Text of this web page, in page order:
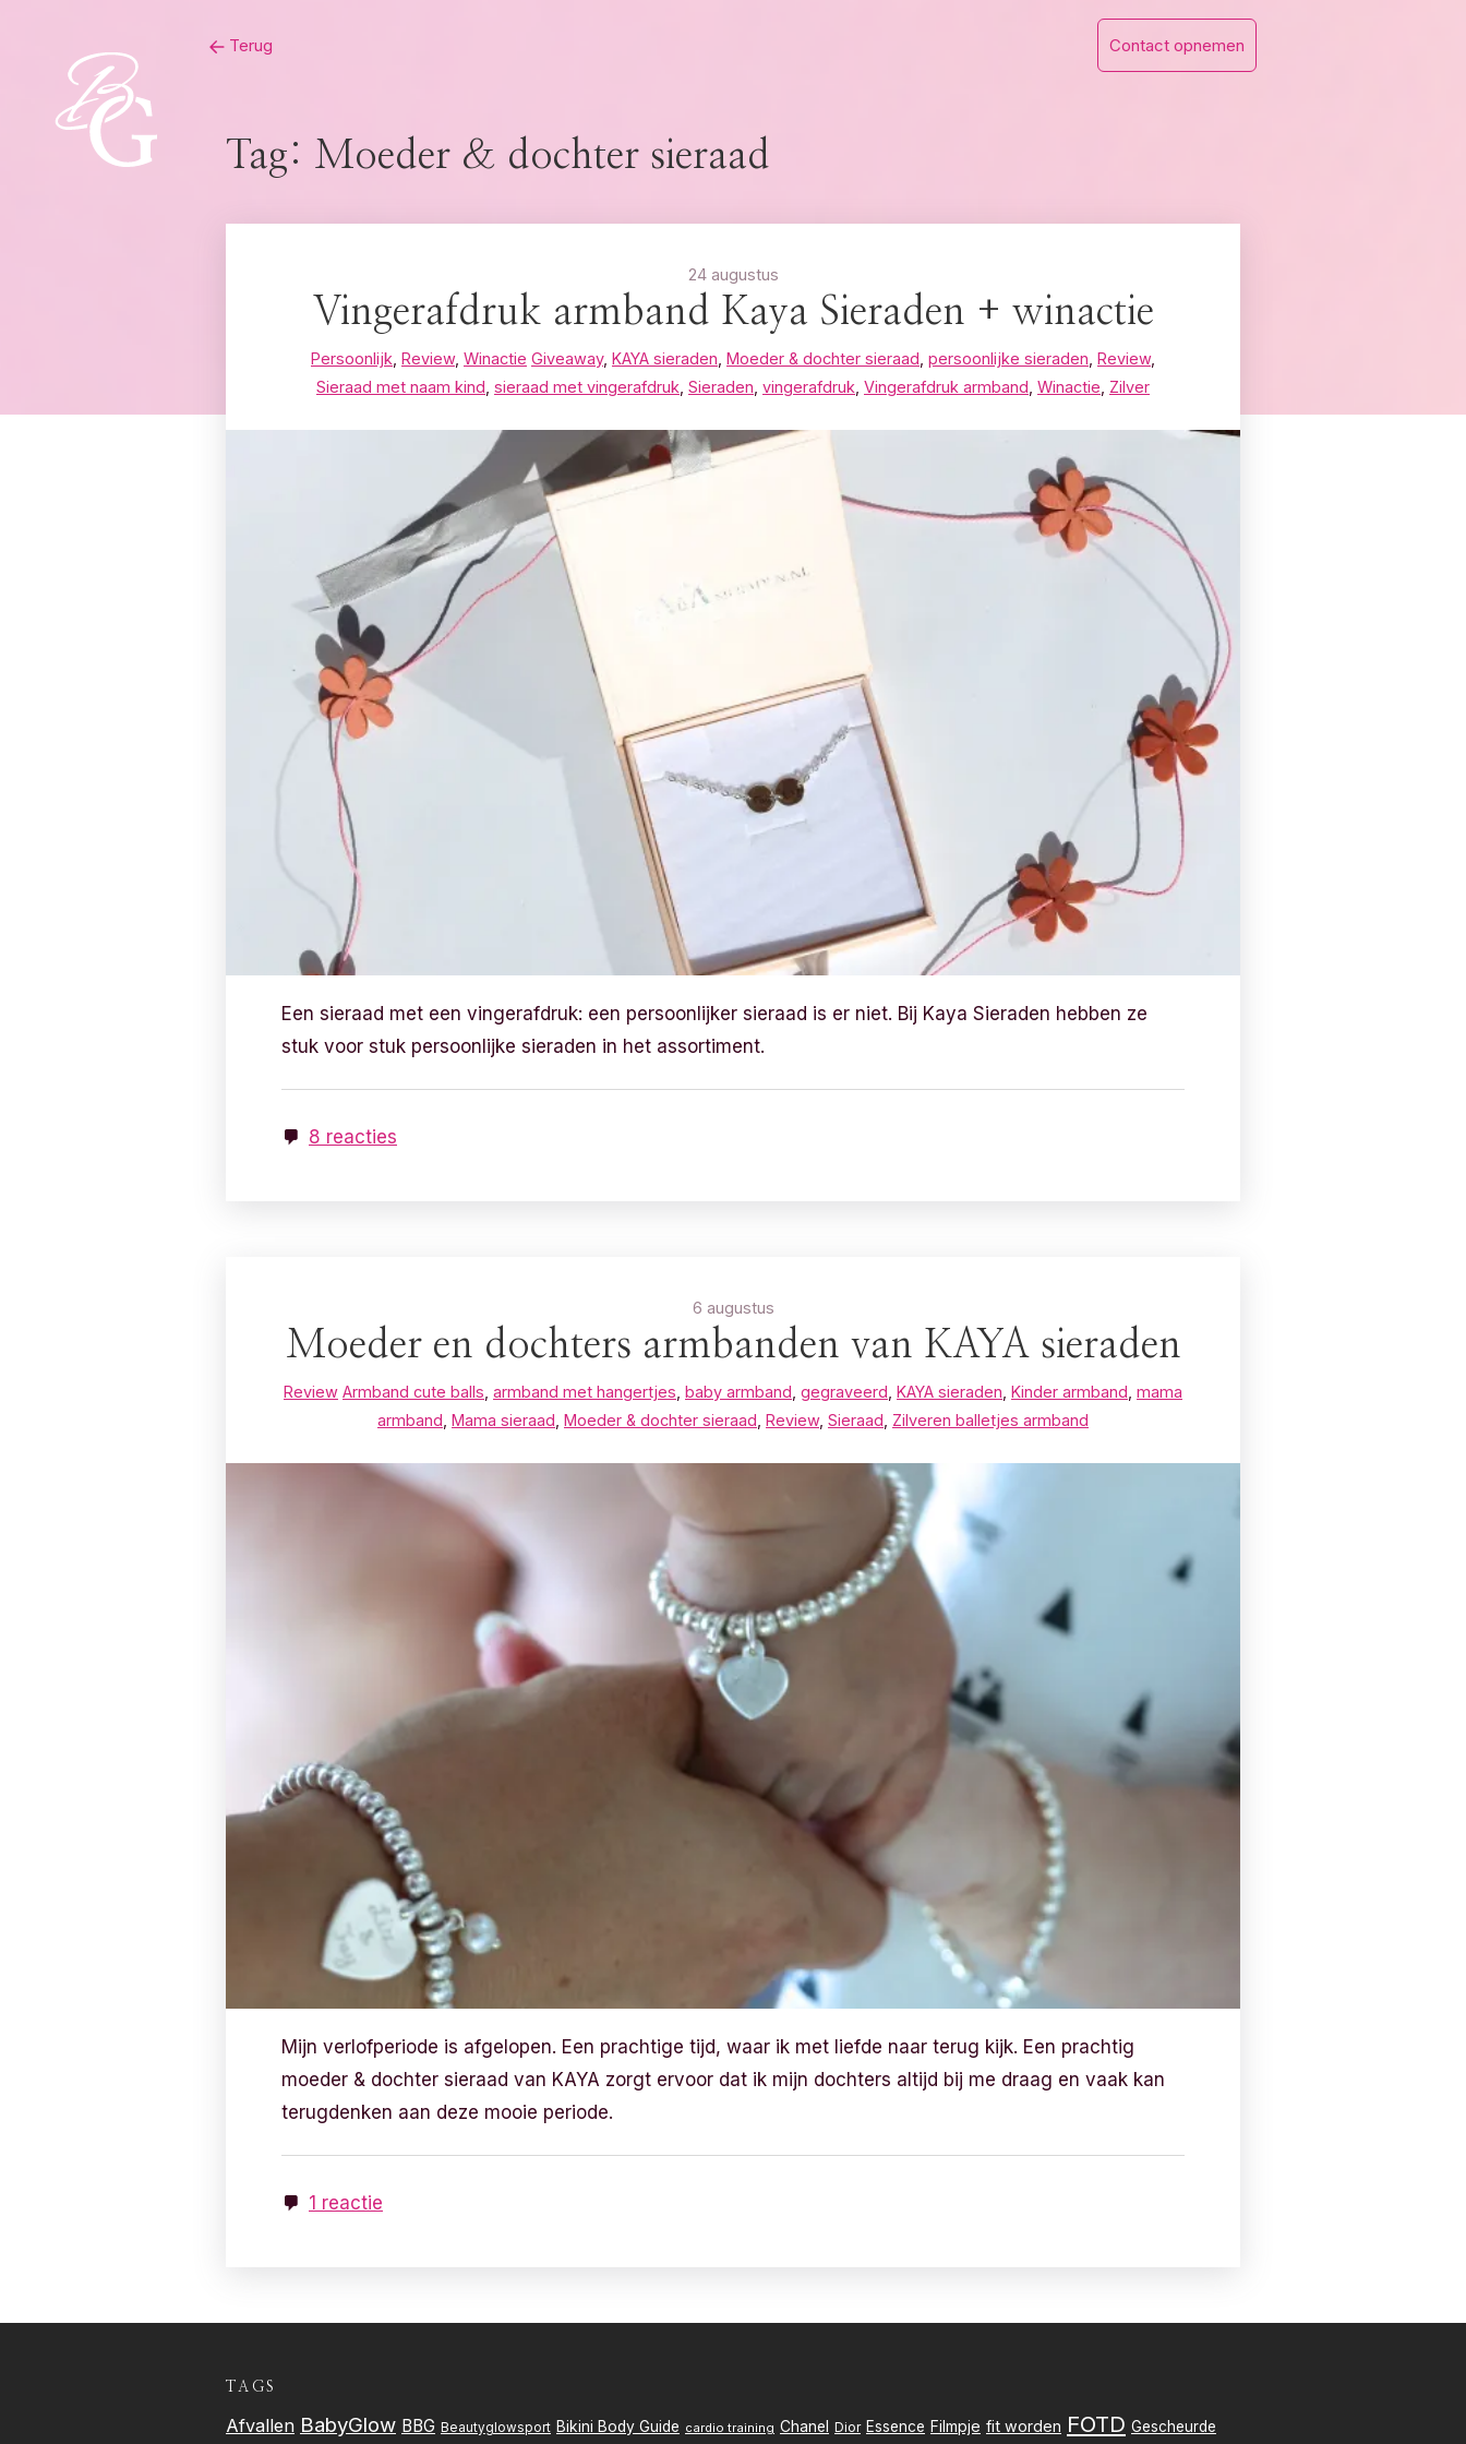
Terug Contact opnemen
Tag: Moeder & dochter sieraad
24 augustus
Vingerafdruk armband Kaya Sieraden + winactie
Persoonlijk Review, Winactie Giveaway, KAYA sieraden Moeder & dochter sieraad persoonlijke sieraden Review,
Sieraad met naam kind sieraad met vingerafdruk Sieraden vingerafdruk Vingerafdruk armband Winactie Zilver
Een sieraad met een vingerafdruk: een persoonlijker sieraad is er niet. Bij Kaya Sieraden hebben ze
stuk voor stuk persoonlijke sieraden in het assortiment.
8 reacties
6 augustus
Moeder en dochters armbanden van KAYA sieraden
Review Armband cute balls armband met hangertjes baby armband gegraveerd KAYA sieraden Kinder armband mama
armband Mama sieraad Moeder & dochter sieraad Review, Sieraad Zilveren balletjes armband
Mijn verlofperiode is afgelopen. Een prachtige tijd, waar ik met liefde naar terug kijk. Een prachtig
moeder & dochter sieraad van KAYA zorgt ervoor dat ik mijn dochters altijd bij me draag en vaak kan
terugdenken aan deze mooie periode.
1 reactie
TAGS
Afvallen BabyGlow BBG Beautyglowsport Bikini Body Guide cardio training Chanel Dior Essence Filmpje fit worden FOTD Gescheurde